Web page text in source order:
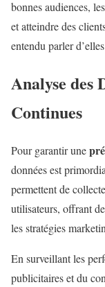
bonnes audiences,
et atteindre des
entendu parler
Analyse des
Continues
Pour garantir une
données est
permettent de
utilisateurs, offrant
les stratégies
En surveillant les
publicitaires et du